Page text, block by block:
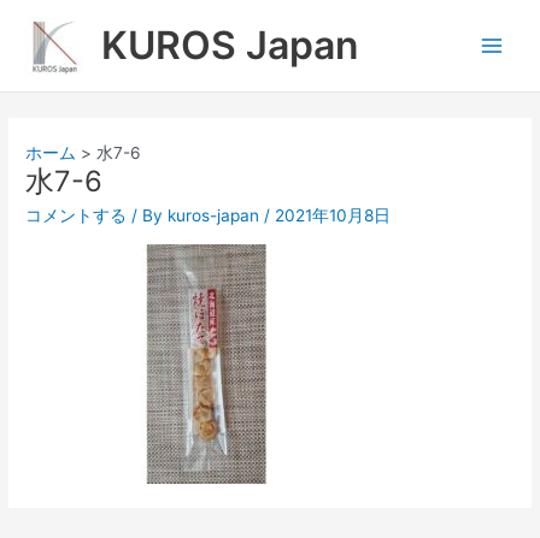
ス
KUROS Japan
ホーム 水7-6
水7-6
コメントする / By kuros-japan / 2021年10月8日